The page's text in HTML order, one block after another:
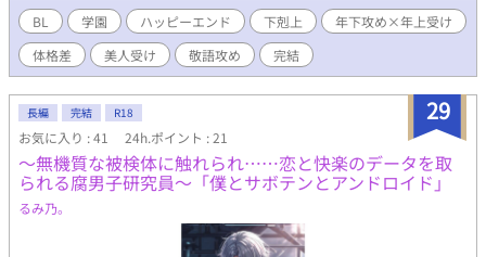
ゲオルグだった。 てっきり女子委員が来て手や口で慰めてくれる
のだと思っていたアリスティドは驚き戸惑うも、ウブで潔癖な心
と身体をゲオルグの『少し意地悪だけどひたすらアリスティドを
愛し可愛がってくれるご奉仕』に散々開発されてしまい、彼なし
では眠れない身体にされてしまう。 生真面目なアリスティドはそ
んな自分をどうしても許せず、また自分をそんな風に変えてしま
った彼に激しい苛立ちと不信感を抱く。 一体なぜゲオルグは奉仕
委員になどなったのか、そこまでして自分をこんな目に合わせた
かったのかと疑いながらも、今夜も彼の下で喘ぎ身悶えながらま
た女にされてしまう……的なひたすらえっちなお話です。 ■こん
なあらすじですが最終的には愛あるハピエンになります。 ムーン
ライトノベルズさんにも掲載しています。
BL 学園 ハッピーエンド 下剋上
年下攻め×年上受け
体格差
美人受け 敬語攻め 完結
29
長編 完結 R18
お気に入り : 41 24h.ポイント : 21
〜無機質な被検体に触れられ……恋と快楽のデータを取
られる腐男子研究員〜「僕とサボテンとアンドロイド」
るみ乃。